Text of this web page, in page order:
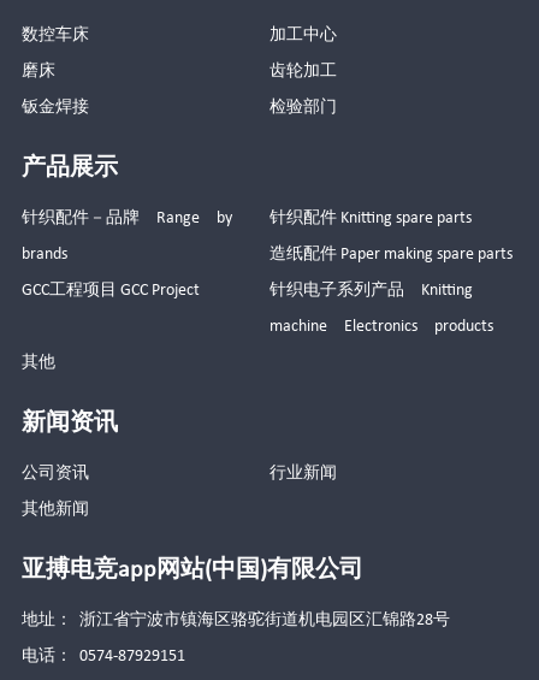
数控车床
加工中心
磨床
齿轮加工
钣金焊接
检验部门
产品展示
针织配件－品牌 Range by
brands
针织配件 Knitting spare parts
造纸配件 Paper making spare parts
GCC工程项目 GCC Project
针织电子系列产品 Knitting
machine Electronics products
其他
新闻资讯
公司资讯
行业新闻
其他新闻
亚搏电竞app网站(中国)有限公司
地址： 浙江省宁波市镇海区骆驼街道机电园区汇锦路28号
电话： 0574-87929151